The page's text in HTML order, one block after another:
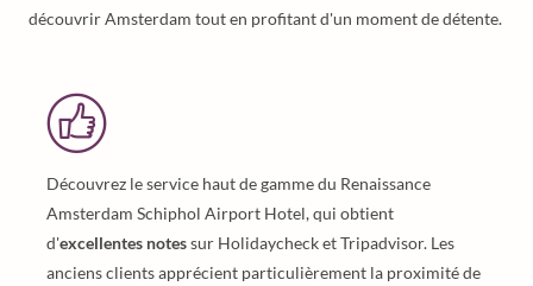
découvrir Amsterdam tout en profitant d'un moment de détente.
Découvrez le service haut de gamme du Renaissance
Amsterdam Schiphol Airport Hotel, qui obtient
d'excellentes notessur Holidaycheck et Tripadvisor. Les
anciens clients apprécient particulièrement la proximité de